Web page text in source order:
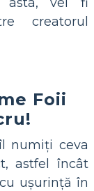
creatorul
Foii
numiți ceva
astfel încât
ușurință în